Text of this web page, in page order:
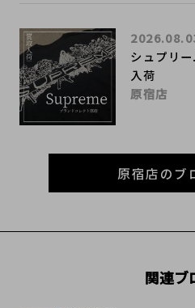
シュプリ
入荷
原宿店
原宿店のブ
関連ブ